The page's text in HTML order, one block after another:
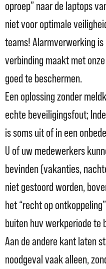
oproep” naar de laptops
niet voor optimale
teams! Alarmverwerking is
verbinding maakt met
goed te beschermen.
Een oplossing zonder
echte beveiligingsfout;
is soms uit of in een
U of uw medewerkers
bevinden (vakanties,
niet gestoord worden,
het “recht op
buiten huv werkperiode te
Aan de andere kant laten
noodgeval vaak alleen,